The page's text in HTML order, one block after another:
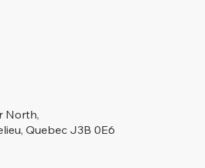
North,
Quebec J3B 0E6